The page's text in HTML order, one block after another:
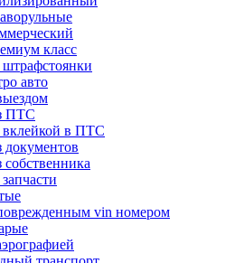
класс
авто
ПТС
в ПТС
документов
собственника
vin номером